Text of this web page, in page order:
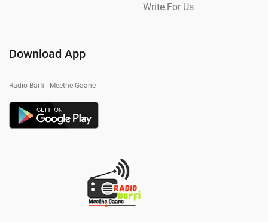
Write For Us
Download App
Radio Barfi - Meethe Gaane